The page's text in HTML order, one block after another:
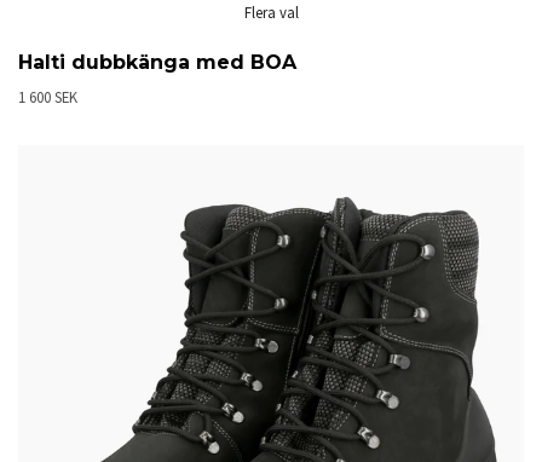
Flera val
Halti dubbkänga med BOA
1 600 SEK